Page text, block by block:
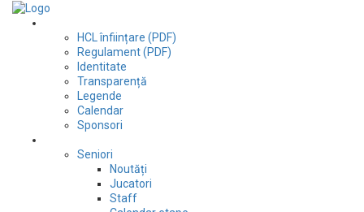
HCL înființare (PDF)
Regulament (PDF)
Identitate
Transparență
Legende
Calendar
Sponsori
Seniori
Noutăți
Jucatori
Staff